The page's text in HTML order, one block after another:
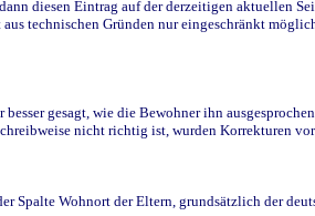
diesen Eintrag auf der derzeitigen aktuellen
technischen Gründen nur eingeschränkt
gesagt, wie die Bewohner ihn
nicht richtig ist, wurden Korrekturen
Wohnort der Eltern, grundsätzlich der